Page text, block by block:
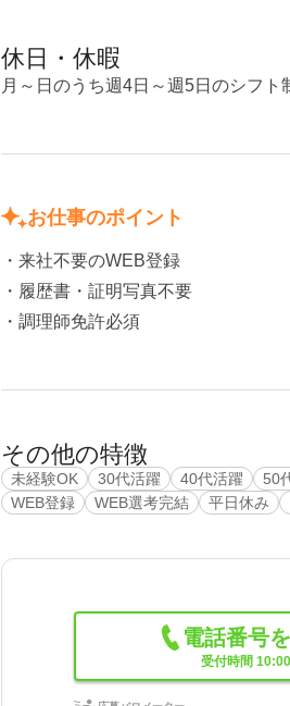
休日・休暇
月～日のうち週4日～週5日のシフ
お仕事のポイント
・来社不要のWEB登録
・履歴書・証明写真不要
・調理師免許必須
その他の特徴
未経験OK 30代活躍 40代活躍 50
WEB登録
WEB選考完結 平日休み
電話番号
受付時間